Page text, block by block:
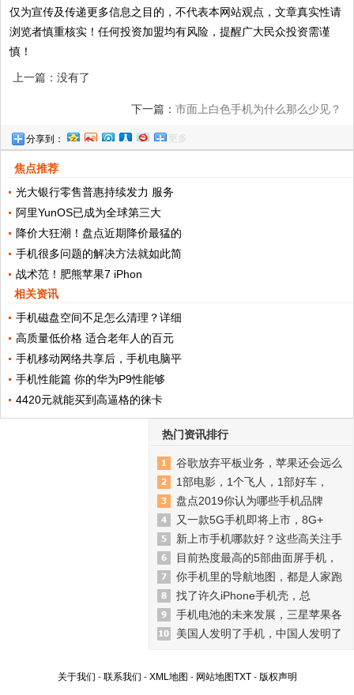
仅为宣传及传递更多信息之目的，不代表本网站观点，文章真实性请
浏览者慎重核实！任何投资加盟均有风险，提醒广大民众投资需谨
慎！
上一篇：没有了
下一篇： 市面上白色手机为什么那么少见？
分享到： 更多
焦点推荐
光大银行零售普惠持续发力 服务
阿里YunOS已成为全球第三大
降价大狂潮！盘点近期降价最猛的
手机很多问题的解决方法就如此简
战术范！肥熊苹果7 iPhon
相关资讯
手机磁盘空间不足怎么清理？详细
高质量低价格 适合老年人的百元
手机移动网络共享后，手机电脑平
手机性能篇 你的华为P9性能够
4420元就能买到高逼格的徕卡
热门资讯排行
谷歌放弃平板业务，苹果还会远么
1部电影，1个飞人，1部好车，
盘点2019你认为哪些手机品牌
又一款5G手机即将上市，8G+
新上市手机哪款好？这些高关注手
目前热度最高的5部曲面屏手机，
你手机里的导航地图，都是人家跑
找了许久iPhone手机壳，总
手机电池的未来发展，三星苹果各
美国人发明了手机，中国人发明了
关于我们 - 联系我们 - XML地图 - 网站地图TXT- 版权声明